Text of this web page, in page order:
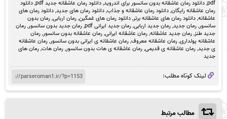
pdf
,دانلود رمان عاشقانه بدون سانسور برای اندروید,دانلود رمان عاشقانه جدید pdf ,دانلود
رمان عاشقانه رایگان,دانلود رمان عاشقانه و جذاب,دانلود رمان های جدید,دانلود رمان های
عاشقانه,دانلود رمان های عاشقانه برتر,دانلود رمان های غمگین,رمان اربابی,رمان بدون
سانسور,رمان جدید,رمان جدید اربابی,رمان جدید ایرانی pdf ,رمان جدید بدون سانسور,رمان
جدید طنز,رمان جدید عاشقانه,رمان عاشقانه ایرانی,رمان عاشقانه بدون سانسور,رمان
عاشقانه پولداری,رمان عاشقانه معروف,رمان عاشقانه ی ایرانی بدون سانسور,رمان عاشقانه
ی جدید,رمان عاشقانه ی قدیمی,رمان عاشقانه ی هات بدون سانسور,رمان هات,رمان های
جدید
لینک کوتاه مطلب:
مطالب مرتبط